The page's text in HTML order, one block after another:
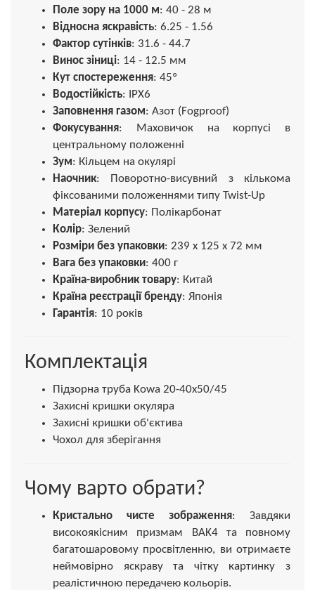
Поле зору на 1000 м: 40 - 28 м
Відносна яскравість: 6.25 - 1.56
Фактор сутінків: 31.6 - 44.7
Винос зіниці: 14 - 12.5 мм
Кут спостереження: 45º
Водостійкість: IPX6
Заповнення газом: Азот (Fogproof)
Фокусування: Маховичок на корпусі в
центральному положенні
Зум: Кільцем на окулярі
Наочник: Поворотно-висувний з кількома
фіксованими положеннями типу Twist-Up
Матеріал корпусу: Полікарбонат
Колір: Зелений
Розміри без упаковки: 239 х 125 х 72 мм
Вага без упаковки: 400 г
Країна-виробник товару: Китай
Країна реєстрації бренду: Японія
Гарантія: 10 років
Комплектація
Підзорна труба Kowa 20-40x50/45
Захисні кришки окуляра
Захисні кришки об'єктива
Чохол для зберігання
Чому варто обрати?
Кристально чисте зображення: Завдяки
високоякісним призмам BAK4 та повному
багатошаровому просвітленню, ви отримаєте
неймовірно яскраву та чітку картинку з
реалістичною передачею кольорів.